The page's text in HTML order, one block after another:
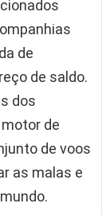
de
de saldo.
dos
de
de voos
as malas e